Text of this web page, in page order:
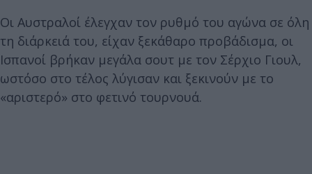
Οι Αυστραλοί έλεγχαν τον ρυθμό του αγώνα σε όλη
τη διάρκειά του, είχαν ξεκάθαρο προβάδισμα, οι
Ισπανοί βρήκαν μεγάλα σουτ με τον Σέρχιο Γιουλ,
ωστόσο στο τέλος λύγισαν και ξεκινούν με το
«αριστερό» στο φετινό τουρνουά.